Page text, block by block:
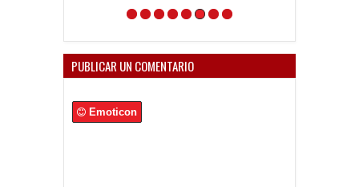
PUBLICAR UN COMENTARIO
Emoticon